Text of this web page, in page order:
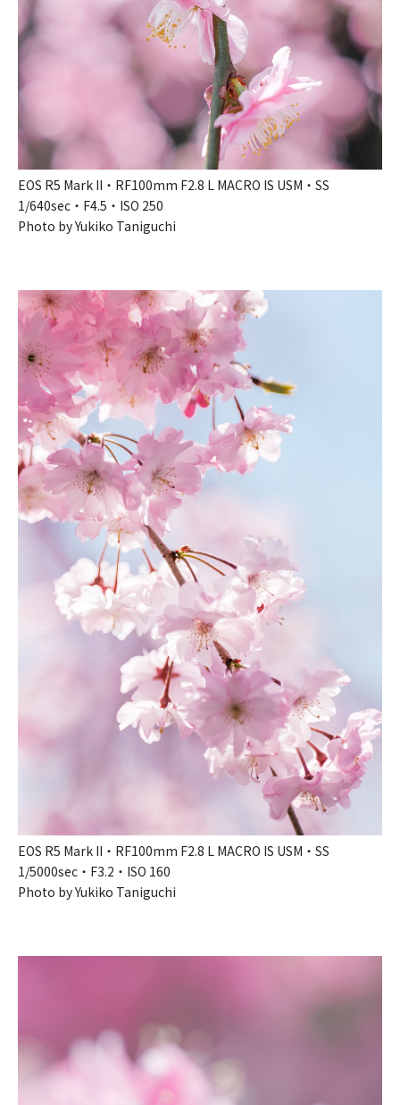
EOS R5 Mark II・RF100mm F2.8 L MACRO IS USM・SS
1/640sec・F4.5・ISO 250
Photo by Yukiko Taniguchi
EOS R5 Mark II・RF100mm F2.8 L MACRO IS USM・SS
1/5000sec・F3.2・ISO 160
Photo by Yukiko Taniguchi